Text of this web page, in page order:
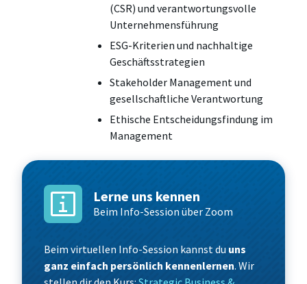
(CSR) und verantwortungsvolle
Unternehmensführung
ESG-Kriterien und nachhaltige
Geschäftsstrategien
Stakeholder Management und
gesellschaftliche Verantwortung
Ethische Entscheidungsfindung im
Management
Lerne uns kennen
Beim Info-Session über Zoom
Beim virtuellen Info-Session kannst du uns
ganz einfach persönlich kennenlernen. Wir